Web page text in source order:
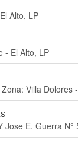
Alto, LP
- El Alto, LP
Villa Dolores
E. Guerra